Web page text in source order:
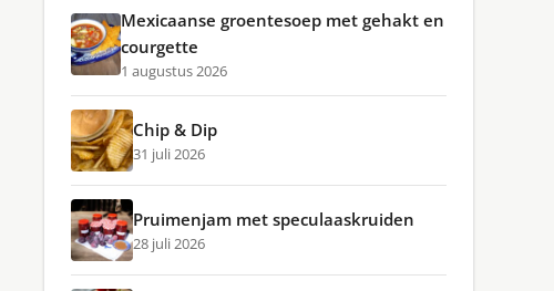
Mexicaanse groentesoep met gehakt en
courgette
1 augustus 2026
Chip & Dip
31 juli 2026
Pruimenjam met speculaaskruiden
28 juli 2026